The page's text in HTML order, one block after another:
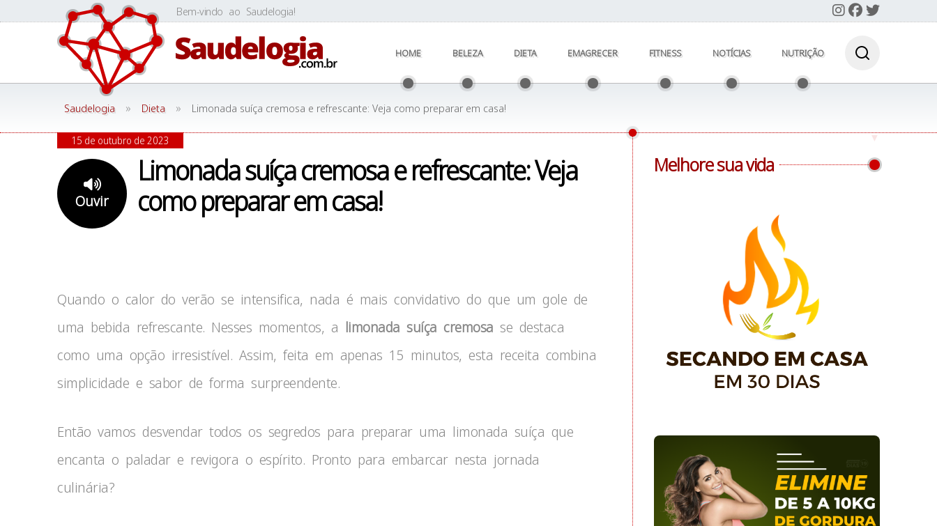
Bem-vindo ao Saudelogia!
HOME BELEZA DIETA EMAGRECER FITNESS NOTÍCIAS NUTRIÇÃO
Saudelogia » Dieta » Limonada suíça cremosa e refrescante: Veja como preparar em casa!
Limonada suíça cremosa e refrescante: Veja
como preparar em casa!
Ouvir
15 de outubro de 2023
Quando o calor do verão se intensifica, nada é mais convidativo do que um gole de
uma bebida refrescante. Nesses momentos, a limonada suíça cremosa se destaca
como uma opção irresistível. Assim, feita em apenas 15 minutos, esta receita combina
simplicidade e sabor de forma surpreendente.
Então vamos desvendar todos os segredos para preparar uma limonada suíça que
encanta o paladar e revigora o espírito. Pronto para embarcar nesta jornada
culinária?
Melhore sua vida